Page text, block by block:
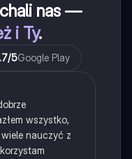
nas —
i Ty.
/5Google Play
wszystko,
wiele nauczyć z